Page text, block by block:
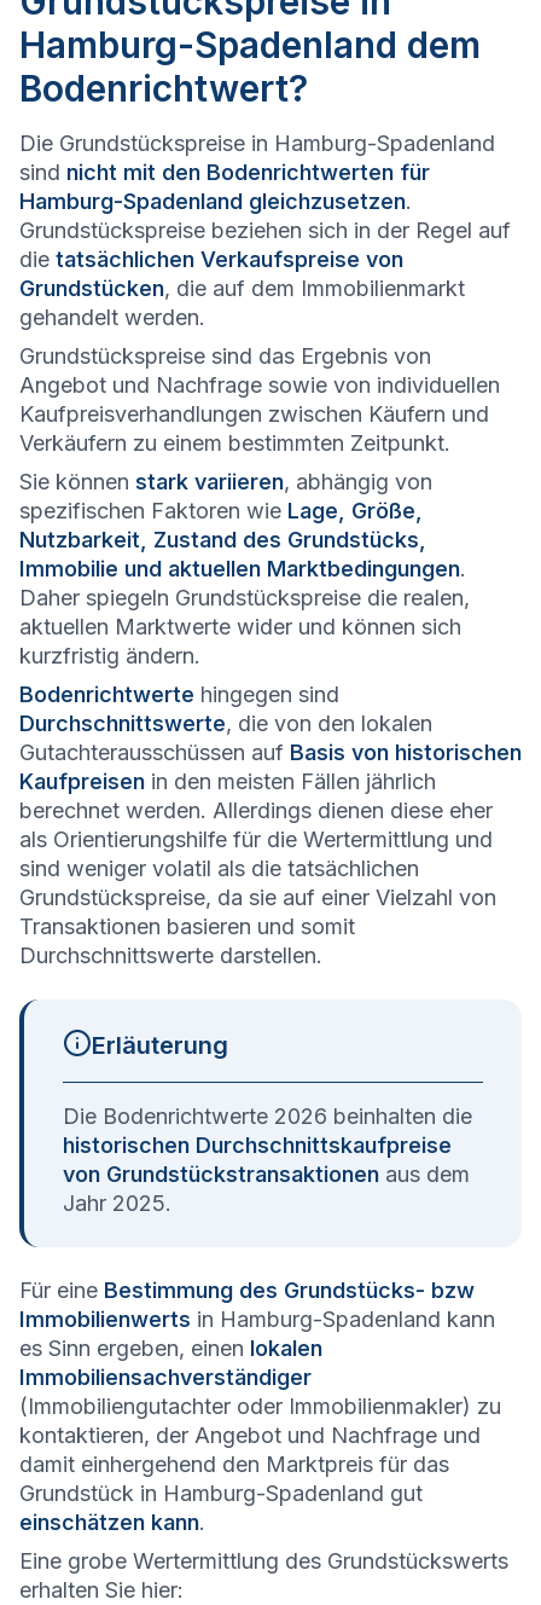
Hamburg-Spadenland dem
Bodenrichtwert?
Die Grundstückspreise in Hamburg-Spadenland
sind nicht mit den Bodenrichtwerten für
Hamburg-Spadenland gleichzusetzen.
Grundstückspreise beziehen sich in der Regel auf
die tatsächlichen Verkaufspreise von
Grundstücken, die auf dem Immobilienmarkt
gehandelt werden.
Grundstückspreise sind das Ergebnis von
Angebot und Nachfrage sowie von individuellen
Kaufpreisverhandlungen zwischen Käufern und
Verkäufern zu einem bestimmten Zeitpunkt.
Sie können stark variieren, abhängig von
spezifischen Faktoren wie Lage, Größe,
Nutzbarkeit, Zustand des Grundstücks,
Immobilie und aktuellen Marktbedingungen.
Daher spiegeln Grundstückspreise die realen,
aktuellen Marktwerte wider und können sich
kurzfristig ändern.
Bodenrichtwerte hingegen sind
Durchschnittswerte, die von den lokalen
Gutachterausschüssen auf Basis von historischen
Kaufpreisen in den meisten Fällen jährlich
berechnet werden. Allerdings dienen diese eher
als Orientierungshilfe für die Wertermittlung und
sind weniger volatil als die tatsächlichen
Grundstückspreise, da sie auf einer Vielzahl von
Transaktionen basieren und somit
Durchschnittswerte darstellen.
Erläuterung
Die Bodenrichtwerte 2026 beinhalten die
historischen Durchschnittskaufpreise
von Grundstückstransaktionen aus dem
Jahr 2025.
Für eine Bestimmung des Grundstücks- bzw
Immobilienwerts in Hamburg-Spadenland kann
es Sinn ergeben, einen lokalen
Immobiliensachverständiger
(Immobiliengutachter oder Immobilienmakler) zu
kontaktieren, der Angebot und Nachfrage und
damit einhergehend den Marktpreis für das
Grundstück in Hamburg-Spadenland gut
einschätzen kann.
Eine grobe Wertermittlung des Grundstückswerts
erhalten Sie hier: